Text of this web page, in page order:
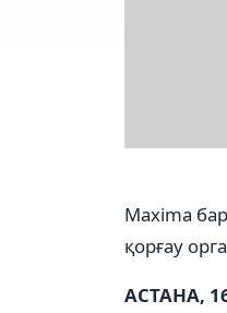
Maxima
қорғау
АСТАНА,